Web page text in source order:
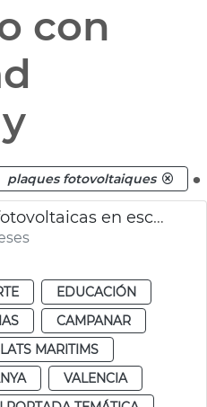
con
y
plaques fotovoltaiques .
Instalación placas fotovoltaicas en escuelas infantiles de València
EDUCACIÓN
CAMPANAR
MARITIMS
VALENCIA